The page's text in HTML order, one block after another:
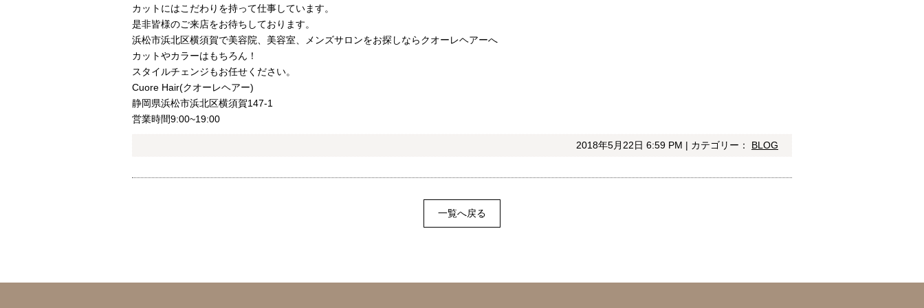
カットにはこだわりを持って仕事しています。
是非皆様のご来店をお待ちしております。
浜松市浜北区横須賀で美容院、美容室、メンズサロンをお探しならクオーレヘアーへ
カットやカラーはもちろん！
スタイルチェンジもお任せください。
Cuore Hair(クオーレヘアー)
静岡県浜松市浜北区横須賀147-1
営業時間9:00~19:00
2018年5月22日 6:59 PM | カテゴリー：BLOG
一覧へ戻る